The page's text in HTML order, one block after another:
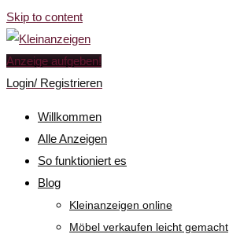
Skip to content
Anzeige aufgeben!
Login/ Registrieren
Willkommen
Alle Anzeigen
So funktioniert es
Blog
Kleinanzeigen online
Möbel verkaufen leicht gemacht